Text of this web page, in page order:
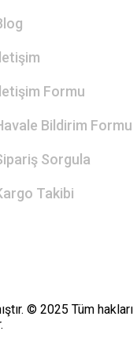
Formu
Bildirim Formu
Sorgula
Takibi
© 2025 Tüm hakları